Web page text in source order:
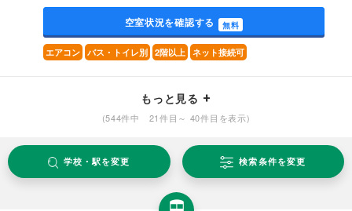
空室状況を確認する 無料
エアコン バス・トイレ別 2階以上 ネット接続可
もっと見る
(544件中 21件目～ 40件目を表示)
学校・駅を変更 検索条件を変更